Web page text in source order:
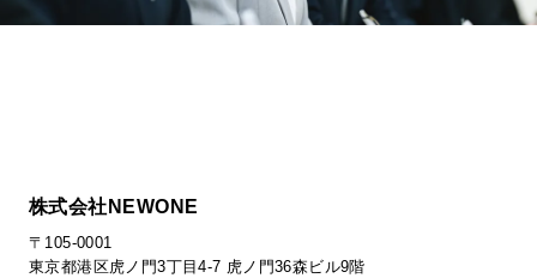
株式会社NEWONE
〒105-0001
東京都港区虎ノ門3丁目4-7 虎ノ門36森ビル9階